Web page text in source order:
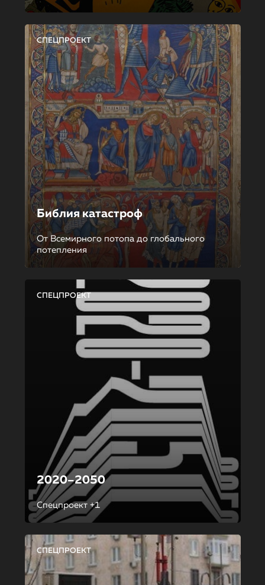
СПЕЦПРОЕКТ
Библия катастроф
От Всемирного потопа до глобального
потепления
СПЕЦПРОЕКТ
2020–2050
Спецпроект +1
СПЕЦПРОЕКТ